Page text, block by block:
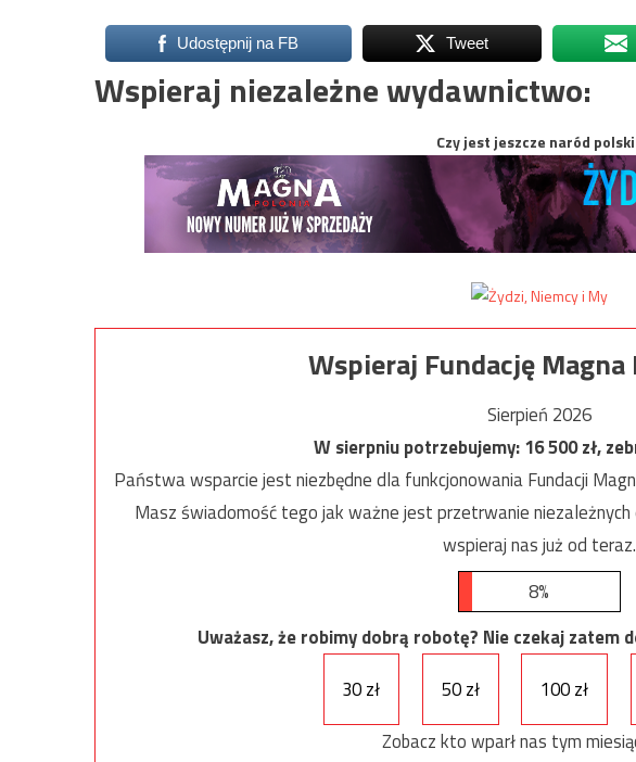
Udostępnij na FB Tweet
Wspieraj niezależne wydawnictwo:
Czy jest jeszcze naród
Wspieraj Fundację Magna
Sierpień 2026
W sierpniu potrzebujemy:16 500zł,
Państwa wsparcie jest niezbędne dla funkcjonowania Fundacji
Masz świadomość tego jak ważne jest przetrwanie
wspieraj nas już od teraz.
8%
Uważasz, że robimy dobrą robotę? Nie czekaj zatem
30 zł
50 zł 100 zł
Zobacz kto wparł nas tym